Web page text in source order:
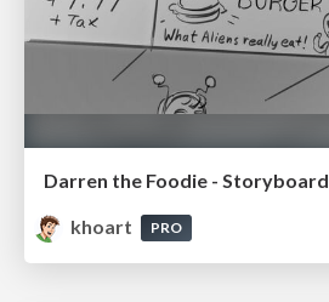
Darren the Foodie - Storyboard
khoart
PRO